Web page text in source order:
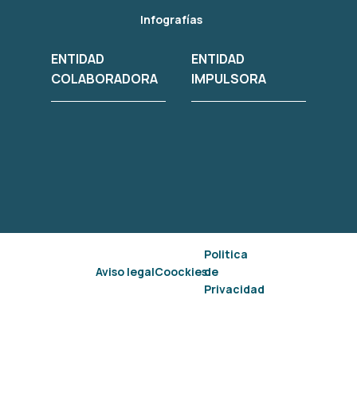
Infografías
ENTIDAD
COLABORADORA
ENTIDAD
IMPULSORA
Aviso legalCoockies
Politica
de
Privacidad